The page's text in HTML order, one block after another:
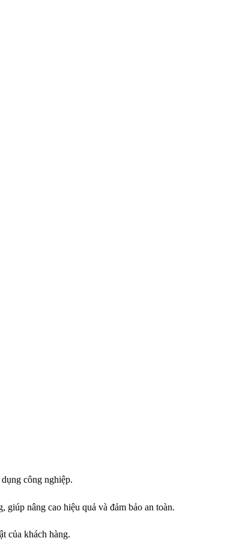
công nghiệp.
nâng cao hiệu quả và đảm bảo an toàn.
của khách hàng.